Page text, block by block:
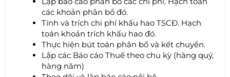
các khoản phân bổ đó.
Tính và trích chi phí khấu hao TSCĐ. Hạch
toán khoản trích khấu hao đó.
Thực hiện bút toán phân bổ và kết chuyển.
Lập các Báo cáo Thuế theo chu kỳ (hàng quý,
hàng năm)